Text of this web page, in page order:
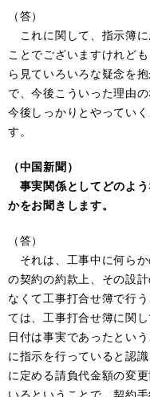
（答）
これに関して、指示簿
ことでございますけれど
ら見ていろいろな疑念を
で、今後こういった理由
今後しっかりとやってい
す。
（中国新聞）
事実関係としてどのよ
かをお聞きします。
（答）
それは、工事中に何ら
の契約の約款上、その設
なくて工事打合せ簿で行
ては、工事打合せ簿に関
日付は事実であったとい
に指示を行っていると認
に定める請負代金額の変
いるということで、契約